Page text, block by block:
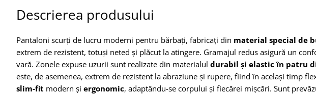
Descrierea produsului
Pantaloni scurți de lucru moderni pentru bărbați, fabricați din material special de
extrem de rezistent, totuși neted și plăcut la atingere. Gramajul redus asigură un
vară. Zonele expuse uzurii sunt realizate din materialul durabil și elastic în patru
este, de asemenea, extrem de rezistent la abraziune și rupere, fiind în același timp
slim-fit modern și ergonomic, adaptându-se corpului și fiecărei mișcări. Sunt